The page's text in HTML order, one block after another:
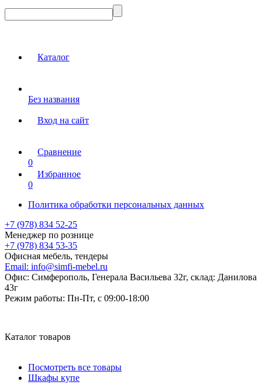
Каталог
Без названия
Вход на сайт
Сравнение
0
Избранное
0
Политика обработки персональных данных
+7 (978) 834 52-25
Менеджер по рознице
+7 (978) 834 53-35
Офисная мебель, тендеры
Email: info@simfi-mebel.ru
Офис: Симферополь, Генерала Васильева 32г, склад: Данилова
43г
Режим работы: Пн-Пт, с 09:00-18:00
Каталог товаров
Посмотреть все товары
Шкафы купе